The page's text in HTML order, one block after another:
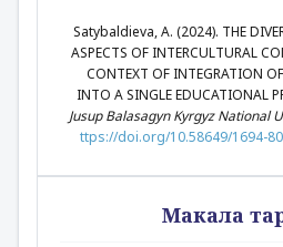
Satybaldieva, A. (2024). THE
ASPECTS OF INTERCULTURAL
CONTEXT OF INTEGRATION
INTO A SINGLE EDUCATIONAL
Jusup Balasagyn Kyrgyz National
ttps://doi.org/10.58649/1694-
Макала